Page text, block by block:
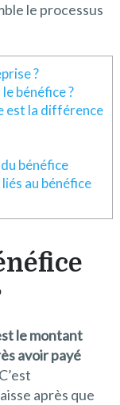
le processus
?
bénéfice ?
est la différence
bénéfice
au bénéfice
le montant
avoir payé
après que